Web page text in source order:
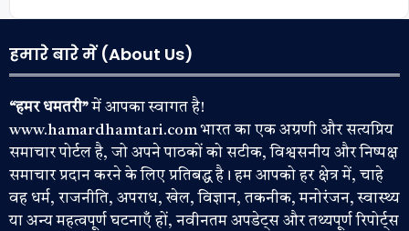
हमारे बारे में (About Us)
“हमर धमतरी”में आपका स्वागत है!
www.hamardhamtari.com भारत का एक अग्रणी और सत्यप्रिय
समाचार पोर्टल है, जो अपने पाठकों को सटीक, विश्वसनीय और निष्पक्ष
समाचार प्रदान करने के लिए प्रतिबद्ध है। हम आपको हर क्षेत्र में, चाहे
वह धर्म, राजनीति, अपराध, खेल, विज्ञान, तकनीक, मनोरंजन, स्वास्थ्य
या अन्य महत्वपूर्ण घटनाएँ हों, नवीनतम अपडेट्स और तथ्यपूर्ण रिपोर्ट्स